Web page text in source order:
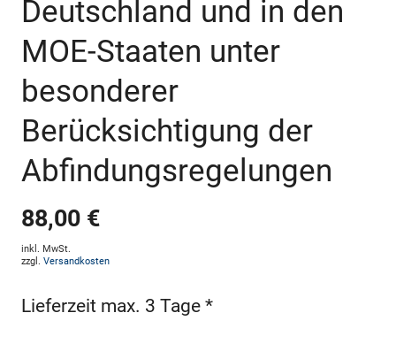
Deutschland und in den
MOE-Staaten unter
besonderer
Berücksichtigung der
Abfindungsregelungen
88,00 €
inkl. MwSt.
zzgl. Versandkosten
Lieferzeit max. 3 Tage *